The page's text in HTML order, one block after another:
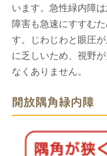
います。急性緑内障
障害も急速にすすむ
す。じわじわと眼圧
に乏しいため、視野
なくありません。
開放隅角緑内障